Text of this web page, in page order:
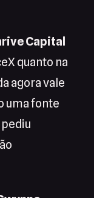
Capital
quanto na
agora vale
uma fonte